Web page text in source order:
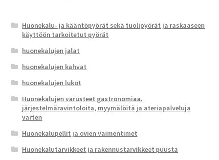
Huonekalu- ja kääntöpyörät sekä tuolipyörät ja raskaaseen
käyttöön tarkoitetut pyörät
huonekalujen jalat
huonekalujen kahvat
huonekalujen lukot
Huonekalujen varusteet gastronomiaa,
järjestelmäravintoloita, myymälöitä ja ateriapalveluja
varten
Huonekalupellit ja ovien vaimentimet
Huonekalutarvikkeet ja rakennustarvikkeet puusta